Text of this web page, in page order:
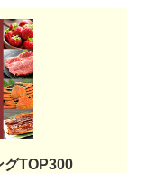
グTOP300